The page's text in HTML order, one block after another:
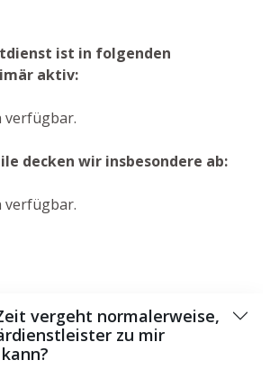
ist in folgenden
aktiv:
verfügbar.
decken wir insbesondere ab:
verfügbar.
normalerweise,